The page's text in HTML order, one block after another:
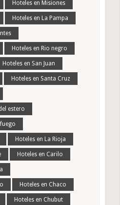
Hoteles en Misiones
Hoteles en La Pampa
Hoteles en Rio negro
Hoteles en San Juan
Hoteles en Santa Cruz
estero
Hoteles en La Rioja
Hoteles en Carilo
Hoteles en Chaco
Hoteles en Chubut